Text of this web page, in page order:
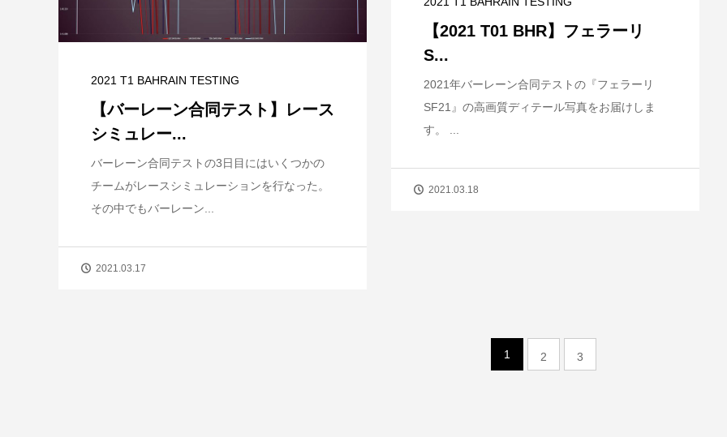
【2021 T01 BHR】フェラーリ
S...
2021年バーレーン合同テストの『フェラーリ
SF21』の高画質ディテール写真をお届けしま
す。 ...
2021.03.18
2021 T1 BAHRAIN TESTING
【バーレーン合同テスト】レース
シミュレー...
バーレーン合同テストの3日目にはいくつかの
チームがレースシミュレーションを行なった。
その中でもバーレーン...
2021.03.17
1 2 3